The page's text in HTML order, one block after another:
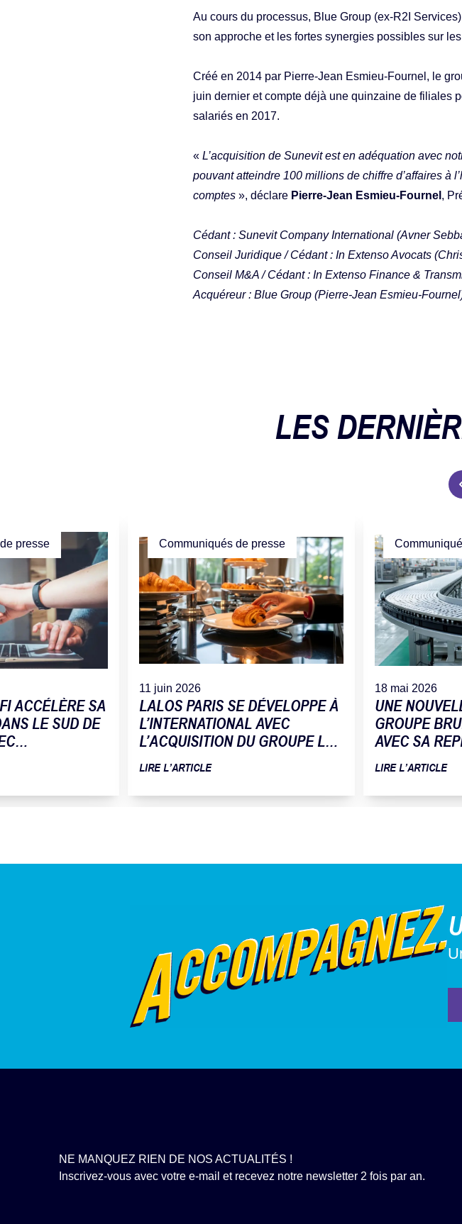
Au cours du processus, Blue Group (ex-R2I
son approche et les fortes synergies possibles sur
Créé en 2014 par Pierre-Jean Esmieu-Fournel, le
juin dernier et compte déjà une quinzaine de filiales
salariés en 2017.
« L’acquisition de Sunevit est en adéquation avec
pouvant atteindre 100 millions de chiffre d’affaires à
comptes », déclare Pierre-Jean Esmieu-Fournel ,
Cédant : Sunevit Company International (Avner
Conseil Juridique / Cédant : In Extenso Avocats
Conseil M&A / Cédant : In Extenso Finance &
Acquéreur : Blue Group (Pierre-Jean Esmieu-
LES
presse
ACCÉLÈRE SA
LE SUD DE
Communiqués de presse
11 juin 2026
LALOS PARIS SE DÉVELOPPE À
L’INTERNATIONAL AVEC
L’ACQUISITION DU GROUPE LA
LIRE L’ARTICLE
18 mai 2026
UNE
GROUPE
AVEC SA
LIRE L’ARTICLE
NE MANQUEZ RIEN DE NOS ACTUALITÉS !
Inscrivez-vous avec votre e-mail et recevez notre newsletter 2 fois par an.